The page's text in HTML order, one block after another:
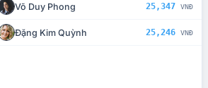
Võ Duy Phong 25,347 VNĐ
Đặng Kim Quỳnh 25,246 VNĐ